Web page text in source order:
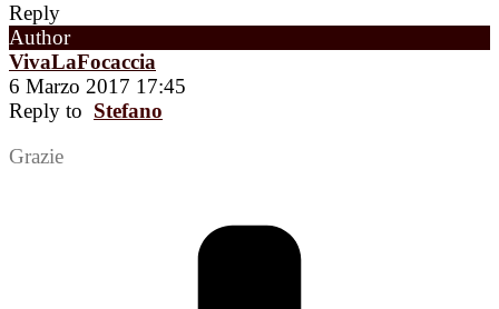
Reply
Author
VivaLaFocaccia
6 Marzo 2017 17:45
Reply to Stefano
Grazie